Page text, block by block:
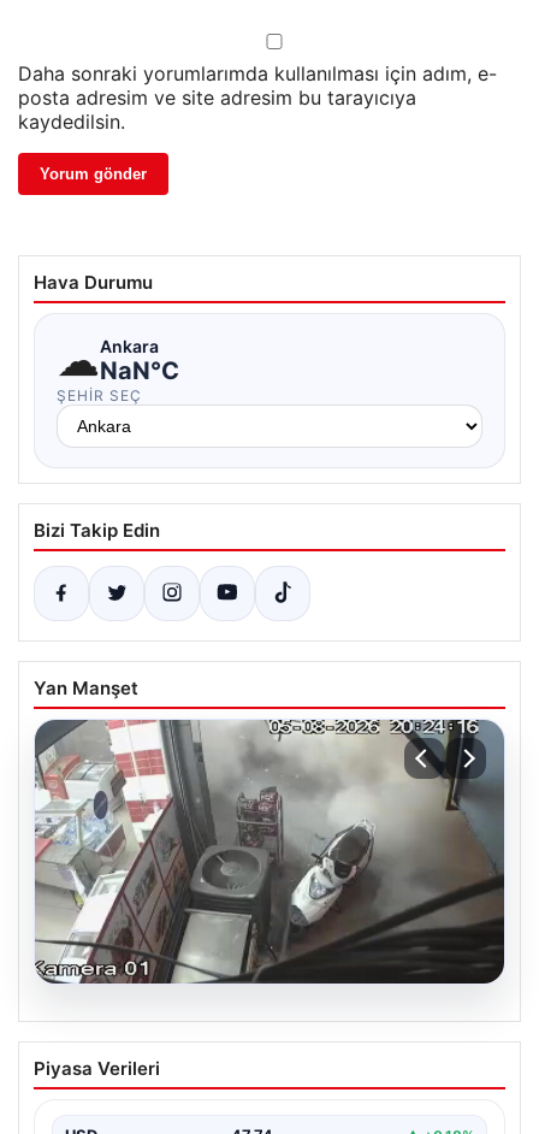
Daha sonraki yorumlarımda kullanılması için adım, e-
posta adresim ve site adresim bu tarayıcıya
kaydedilsin.
Hava Durumu
☁Ankara
NaN°C
ŞEHIR SEÇ
Bizi Takip Edin
Yan Manşet
06.08.2026
Bahçelievler’de Tahliye Edilen 4 Katlı
Binanın Çökme Anı Kayıtlarda
endişe verici sesler sonrası gece saatlerinde tahliye
Piyasa Verileri